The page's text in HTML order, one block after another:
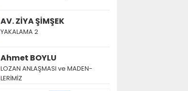
AV. ZİYA ŞİMŞEK
YAKALAMA 2
Ahmet BOYLU
LOZAN AN­LAŞ­MA­SI ve MA­DEN­
LERİMİZ